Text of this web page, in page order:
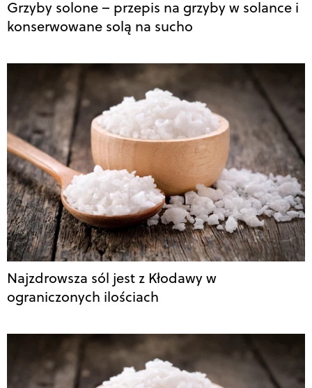
Grzyby solone – przepis na grzyby w solance i
konserwowane solą na sucho
Najzdrowsza sól jest z Kłodawy w
ograniczonych ilościach